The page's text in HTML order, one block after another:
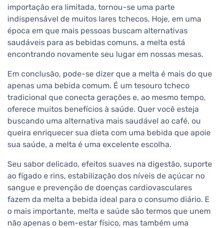
importação era limitada, tornou-se uma parte
indispensável de muitos lares tchecos. Hoje, em uma
época em que mais pessoas buscam alternativas
saudáveis para as bebidas comuns, a melta está
encontrando novamente seu lugar em nossas mesas.
Em conclusão, pode-se dizer que a melta é mais do que
apenas uma bebida comum. É um tesouro tcheco
tradicional que conecta gerações e, ao mesmo tempo,
oferece muitos benefícios à saúde. Quer você esteja
buscando uma alternativa mais saudável ao café, ou
queira enriquecer sua dieta com uma bebida que apoie
sua saúde, a melta é uma excelente escolha.
Seu sabor delicado, efeitos suaves na digestão, suporte
ao fígado e rins, estabilização dos níveis de açúcar no
sangue e prevenção de doenças cardiovasculares
fazem da melta a bebida ideal para o consumo diário. E
o mais importante, melta e saúde são termos que unem
não apenas o bem-estar físico, mas também uma